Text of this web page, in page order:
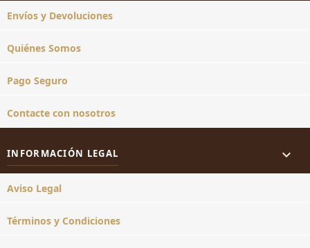
Envíos y Devoluciones
Quiénes Somos
Pago Seguro
Contacte con nosotros
INFORMACIÓN LEGAL 
Aviso Legal
Términos y Condiciones